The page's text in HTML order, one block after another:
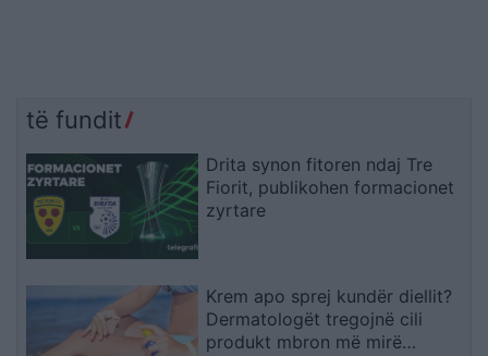
të fundit
Drita synon fitoren ndaj Tre
Fiorit, publikohen formacionet
zyrtare
Krem apo sprej kundër diellit?
Dermatologët tregojnë cili
produkt mbron më mirë